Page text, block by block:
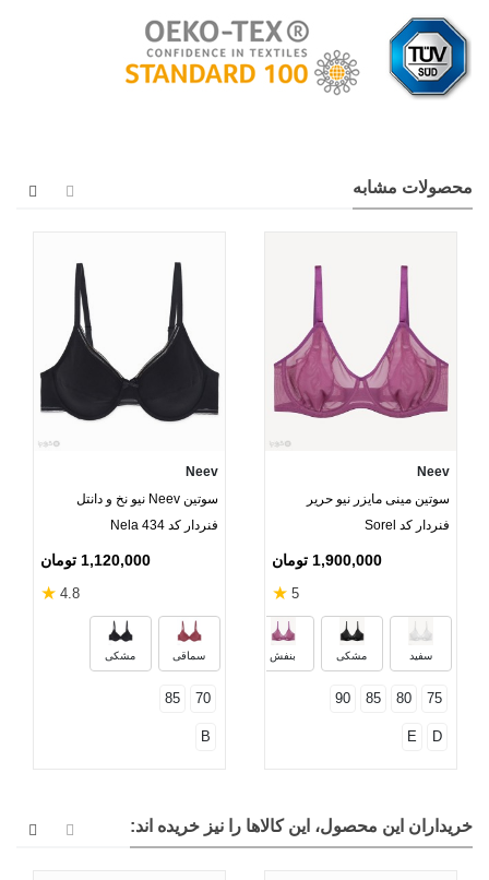
محصولات مشابه
Neev
سوتین مینی مایزر نیو حریر
فنردار کد Sorel
1,900,000 تومان
5
★
سفید مشکی بنفش
75
80
85
90
D
E
Neev
سوتین Neev نیو نخ و دانتل
فنردار کد Nela 434
1,120,000 تومان
4.8
★
سماقی مشکی
70
85
B
خریداران این محصول، این کالاها را نیز خریده اند: